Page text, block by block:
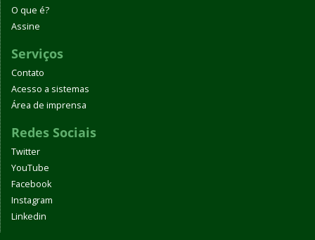
O que é?
Assine
Serviços
Contato
Acesso a sistemas
Área de imprensa
Redes Sociais
Twitter
YouTube
Facebook
Instagram
Linkedin